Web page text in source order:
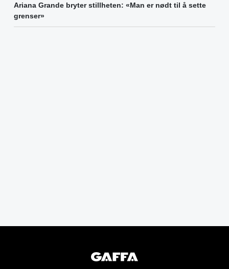
Ariana Grande bryter stillheten: «Man er nødt til å sette
grenser»